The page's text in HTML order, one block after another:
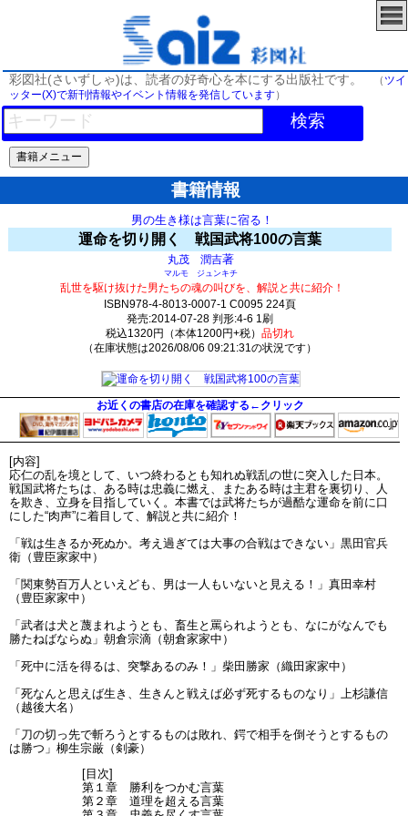
彩図社(さいずしゃ)は、読者の好奇心を本にする出版社です。 （ ツイ
ッター(X)で新刊情報やイベント情報を発信しています）
検索
書籍情報
男の生き様は言葉に宿る！
運命を切り開く 戦国武将100の言葉
丸茂 潤吉著
マルモ ジュンキチ
乱世を駆け抜けた男たちの魂の叫びを、解説と共に紹介！
ISBN978-4-8013-0007-1 C0095 224頁
発売:2014-07-28 判形:4-6 1刷
税込1320円（本体1200円+税）品切れ
（在庫状態は2026/08/06 09:21:31の状況です）
お近くの書店の在庫を確認する←クリック
[内容]
応仁の乱を境として、いつ終わるとも知れぬ戦乱の世に突入した日本。
戦国武将たちは、ある時は忠義に燃え、またある時は主君を裏切り、人
を欺き、立身を目指していく。本書では武将たちが過酷な運命を前に口
にした“肉声”に着目して、解説と共に紹介！
「戦は生きるか死ぬか。考え過ぎては大事の合戦はできない」黒田官兵
衛（豊臣家家中）
「関東勢百万人といえども、男は一人もいないと見える！」真田幸村
（豊臣家家中）
「武者は犬と蔑まれようとも、畜生と罵られようとも、なにがなんでも
勝たねばならぬ」朝倉宗滴（朝倉家家中）
「死中に活を得るは、突撃あるのみ！」柴田勝家（織田家家中）
「死なんと思えば生き、生きんと戦えば必ず死するものなり」上杉謙信
（越後大名）
「刀の切っ先で斬ろうとするものは敗れ、鍔で相手を倒そうとするもの
は勝つ」柳生宗厳（剣豪）
[目次]
第１章 勝利をつかむ言葉
第２章 道理を超える言葉